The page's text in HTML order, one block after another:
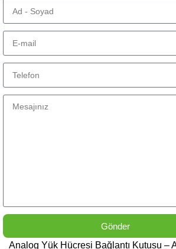
Gönder
Analog Yük Hücresi Bağlantı Kutusu –